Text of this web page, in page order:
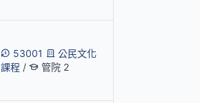
53001
公民文化
課程 / 管院 2